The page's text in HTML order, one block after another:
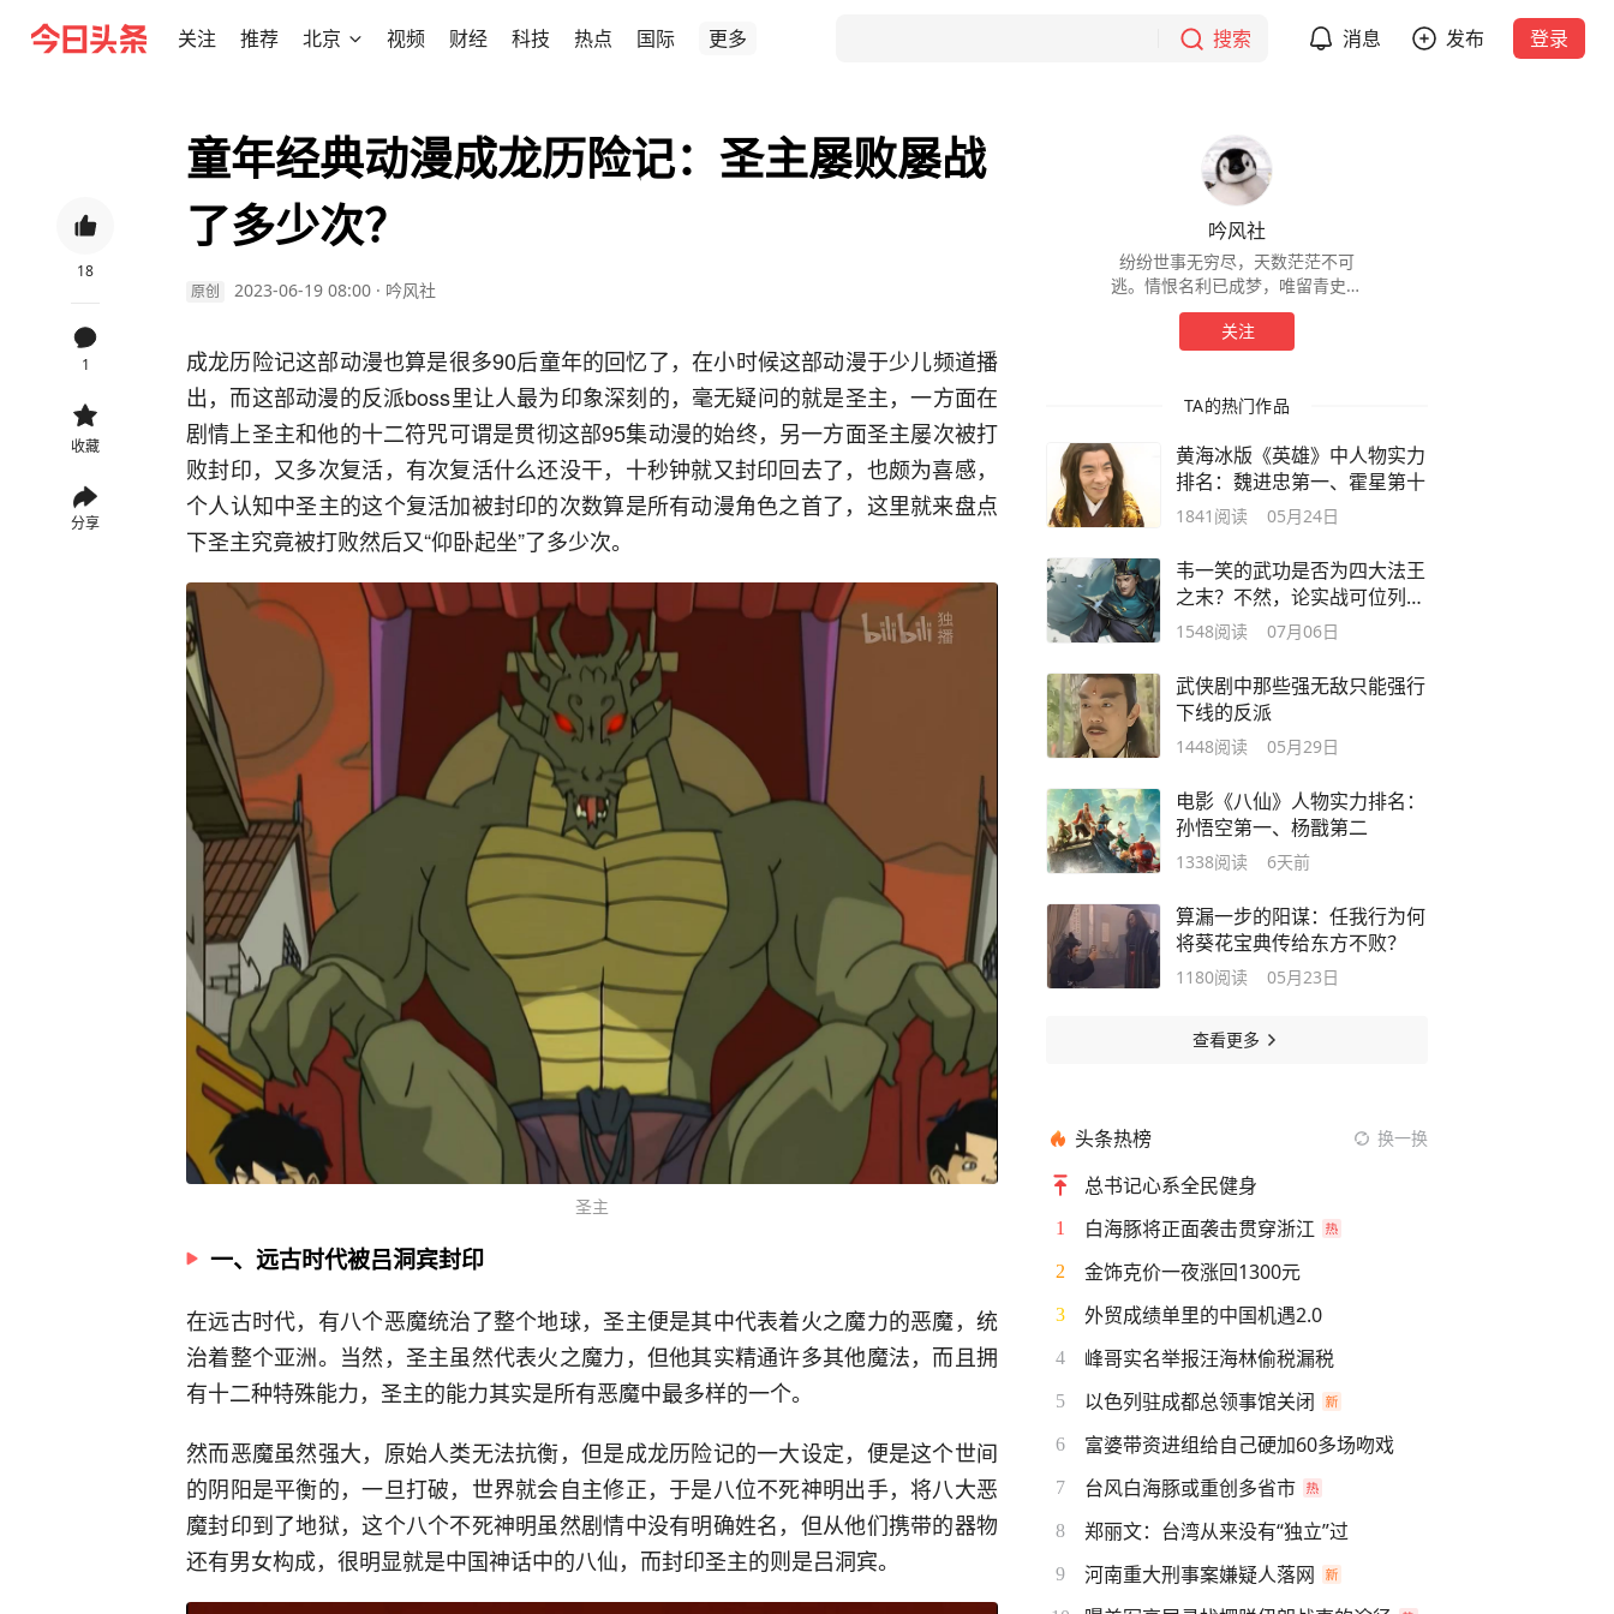
关注 推荐 北京 视频 财经 科技 热点 国际 更多 搜索 消息 发布 登录
18
1
收藏
分享
童年经典动漫成龙历险记：圣主屡败屡战
了多少次？
原创 2023-06-19 08:00 · 吟风社
成龙历险记这部动漫也算是很多90后童年的回忆了，在小时候这部动漫于少儿频道播
出，而这部动漫的反派boss里让人最为印象深刻的，毫无疑问的就是圣主，一方面在
剧情上圣主和他的十二符咒可谓是贯彻这部95集动漫的始终，另一方面圣主屡次被打
败封印，又多次复活，有次复活什么还没干，十秒钟就又封印回去了，也颇为喜感，
个人认知中圣主的这个复活加被封印的次数算是所有动漫角色之首了，这里就来盘点
下圣主究竟被打败然后又“仰卧起坐”了多少次。
圣主
一、远古时代被吕洞宾封印
在远古时代，有八个恶魔统治了整个地球，圣主便是其中代表着火之魔力的恶魔，统
治着整个亚洲。当然，圣主虽然代表火之魔力，但他其实精通许多其他魔法，而且拥
有十二种特殊能力，圣主的能力其实是所有恶魔中最多样的一个。
然而恶魔虽然强大，原始人类无法抗衡，但是成龙历险记的一大设定，便是这个世间
的阴阳是平衡的，一旦打破，世界就会自主修正，于是八位不死神明出手，将八大恶
魔封印到了地狱，这个八个不死神明虽然剧情中没有明确姓名，但从他们携带的器物
还有男女构成，很明显就是中国神话中的八仙，而封印圣主的则是吕洞宾。
吟风社
纷纷世事无穷尽，天数茫茫不可
逃。情恨名利已成梦，唯留青史任
人说。
关注
TA的热门作品
黄海冰版《英雄》中人物实力
排名：魏进忠第一、霍星第十
1841 阅读 05月24日
韦一笑的武功是否为四大法王
之末？不然，论实战可位列第
二
1548阅读 07月06日
武侠剧中那些强无敌只能强行
下线的反派
1448阅读 05月29日
电影《八仙》人物实力排名：
孙悟空第一、杨戬第二
1338阅读 6天前
算漏一步的阳谋：任我行为何
将葵花宝典传给东方不败？
1180阅读 05月23日
查看更多
头条热榜 换一换
总书记心系全民健身
1 白海豚将正面袭击贯穿浙江
2 金饰克价一夜涨回1300元
3 外贸成绩单里的中国机遇2.0
4 峰哥实名举报汪海林偷税漏税
5 以色列驻成都总领事馆关闭
6 富婆带资进组给自己硬加60多场吻戏
7 台风白海豚或重创多省市
8 郑丽文：台湾从来没有“独立”过
9 河南重大刑事案嫌疑人落网